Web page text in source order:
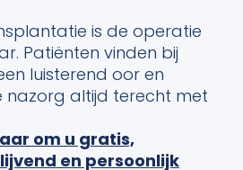
is de operatie
Patiënten vinden bij
luisterend oor en
nazorg altijd terecht met
om u gratis,
en persoonlijk